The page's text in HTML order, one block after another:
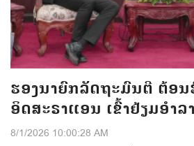
ຮອງນາຍົກລັດຖະມົນຕີ ຕ້ອ
ອິດສະຣາແອນ ເຂົ້າຢ້ຽມອຳລາ
8/1/2026 10:00:28 AM